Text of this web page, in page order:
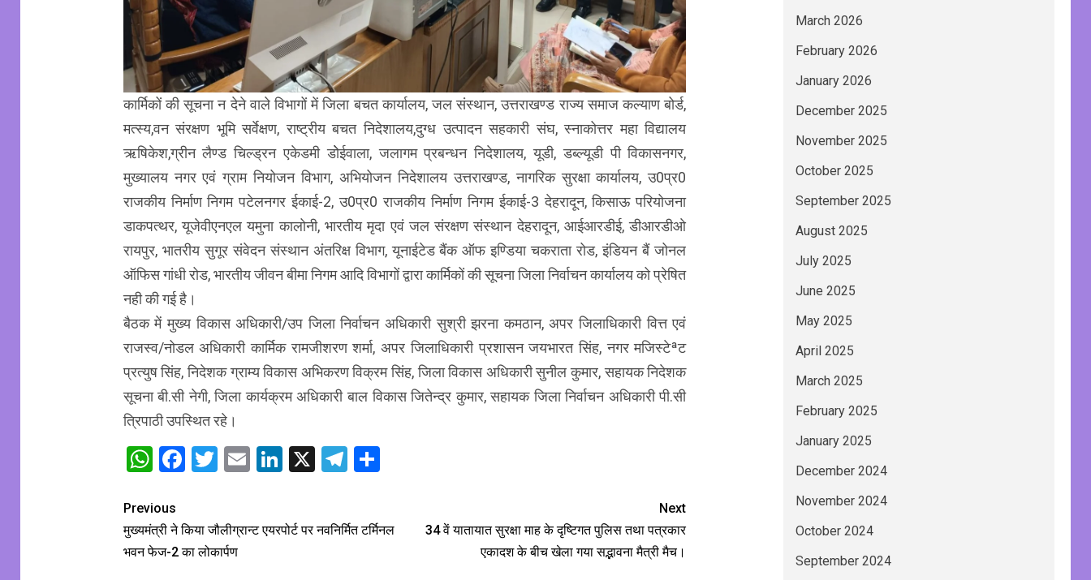
कार्मिकों की सूचना न देने वाले विभागों में जिला बचत कार्यालय, जल संस्थान, उत्तराखण्ड राज्य समाज कल्याण बोर्ड,
मत्स्य,वन संरक्षण भूमि सर्वेक्षण, राष्ट्रीय बचत निदेशालय,दुग्ध उत्पादन सहकारी संघ, स्नाकोत्तर महा विद्यालय
ऋषिकेश,ग्रीन लैण्ड चिल्ड्रन एकेडमी डोेईवाला, जलागम प्रबन्धन निदेशालय, यूडी, डब्ल्यूडी पी विकासनगर,
मुख्यालय नगर एवं ग्राम नियोजन विभाग, अभियोजन निदेशालय उत्तराखण्ड, नागरिक सुरक्षा कार्यालय, उ0प्र0
राजकीय निर्माण निगम पटेलनगर ईकाई-2, उ0प्र0 राजकीय निर्माण निगम ईकाई-3 देहरादून, किसाऊ परियोजना
डाकपत्थर, यूजेवीएनएल यमुना कालोनी, भारतीय मृदा एवं जल संरक्षण संस्थान देहरादून, आईआरडीई, डीआरडीओ
रायपुर, भातरीय सुगूर संवेदन संस्थान अंतरिक्ष विभाग, यूनाईटेड बैंक ऑफ इण्डिया चकराता रोड, इंडियन बैं जोनल
ऑफिस गांधी रोड, भारतीय जीवन बीमा निगम आदि विभागों द्वारा कार्मिकों की सूचना जिला निर्वाचन कार्यालय को प्रेषित
नही की गई है।
बैठक में मुख्य विकास अधिकारी/उप जिला निर्वाचन अधिकारी सुश्री झरना कमठान, अपर जिलाधिकारी वित्त एवं
राजस्व/नोडल अधिकारी कार्मिक रामजीशरण शर्मा, अपर जिलाधिकारी प्रशासन जयभारत सिंह, नगर मजिस्टेªट
प्रत्युष सिंह, निदेशक ग्राम्य विकास अभिकरण विक्रम सिंह, जिला विकास अधिकारी सुनील कुमार, सहायक निदेशक
सूचना बी.सी नेगी, जिला कार्यक्रम अधिकारी बाल विकास जितेन्द्र कुमार, सहायक जिला निर्वाचन अधिकारी पी.सी
त्रिपाठी उपस्थित रहे।
WhatsApp
Facebook
Twitter
EmailLinkedIn
X Telegram
Share
Previous
मुख्यमंत्री ने किया जौलीग्रान्ट एयरपोर्ट पर नवनिर्मित टर्मिनल
भवन फेज-2 का लोकार्पण
Next
34 वें यातायात सुरक्षा माह के दृष्टिगत पुलिस तथा पत्रकार
एकादश के बीच खेला गया सद्भावना मैत्री मैच।
March 2026
February 2026
January 2026
December 2025
November 2025
October 2025
September 2025
August 2025
July 2025
June 2025
May 2025
April 2025
March 2025
February 2025
January 2025
December 2024
November 2024
October 2024
September 2024